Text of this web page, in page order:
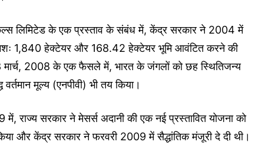
लिमिटेड के एक प्रस्ताव के संबंध में, केंद्र सरकार ने 2004 में
1,840 हेक्टेयर और 168.42 हेक्टेयर भूमि आवंटित करने की
मार्च, 2008 के एक फैसले में, भारत के जंगलों को छह स्थितिजन्य
मूल्य (एनपीवी) भी तय किया।
में, राज्य सरकार ने मेसर्स अदानी की एक नई प्रस्तावित योजना को
और केंद्र सरकार ने फरवरी 2009 में सैद्धांतिक मंजूरी दे दी थी।